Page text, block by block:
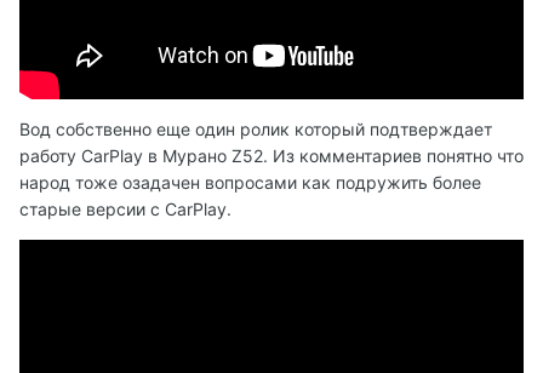
Вод собственно еще один ролик который подтверждает
работу CarPlay в Мурано Z52. Из комментариев понятно что
народ тоже озадачен вопросами как подружить более
старые версии с CarPlay.